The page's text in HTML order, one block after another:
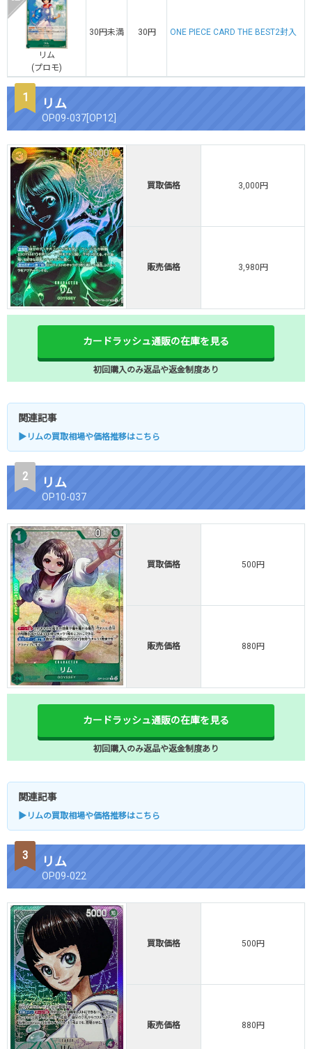
リム
(プロモ)
30円未満 30円 ONE PIECE CARD THE BEST2封入
リム
OP09-037[OP12]
買取価格 3,000円
販売価格 3,980円
カードラッシュ通販の在庫を見る
初回購入のみ返品や返金制度あり
関連記事
▶リムの買取相場や価格推移はこちら
リム
OP10-037
買取価格 500円
販売価格 880円
カードラッシュ通販の在庫を見る
初回購入のみ返品や返金制度あり
関連記事
▶リムの買取相場や価格推移はこちら
リム
OP09-022
買取価格 500円
販売価格 880円